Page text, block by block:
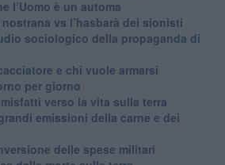
l’Uomo è un automa
vs l’hasbarà dei sionisti
sociologico della propaganda di
e chi vuole armarsi
per giorno
verso la vita sulla terra
emissioni della carne e dei
delle spese militari